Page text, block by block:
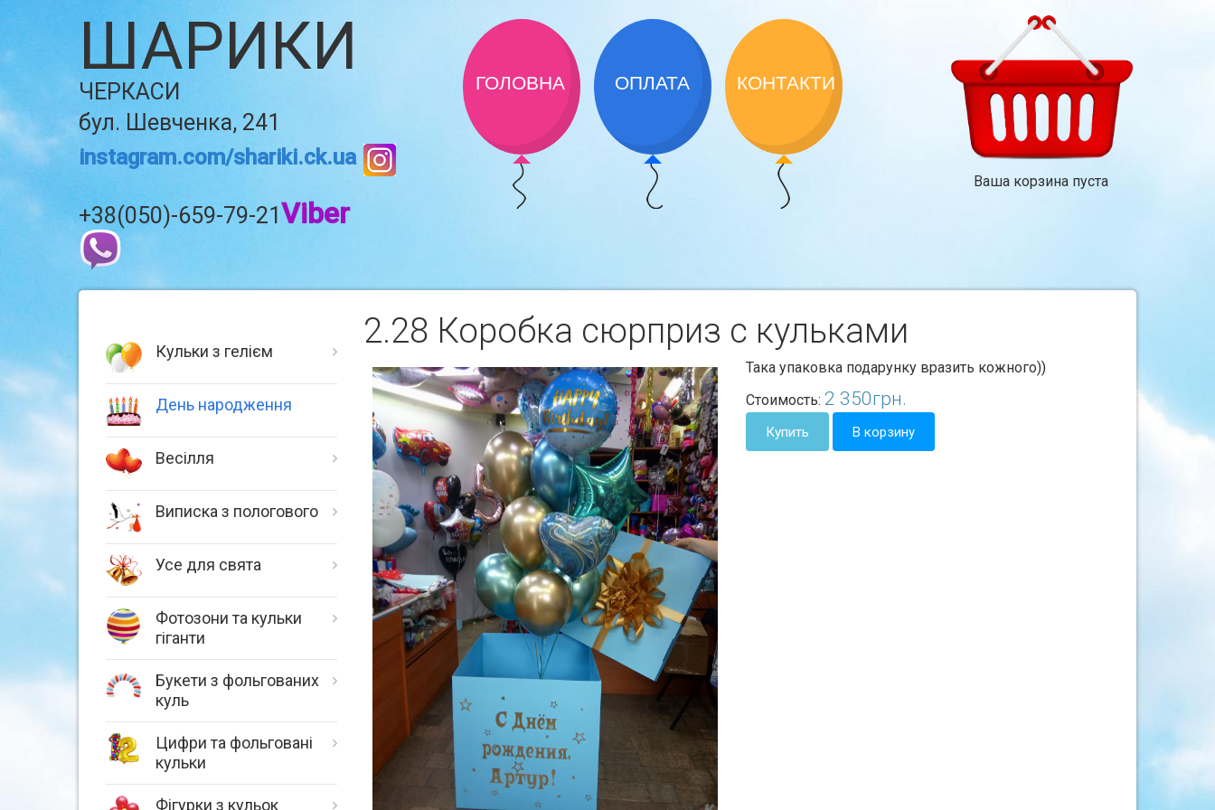
ШАРИКИ
ЧЕРКАСИ
бул. Шевченка, 241
instagram.com/shariki.ck.ua
+38(050)-659-79-21Viber
ГОЛОВНА ОПЛАТА КОНТАКТИ
Ваша корзина пуста
Кульки з гелієм
День народження
Весілля
Виписка з пологового
Усе для свята
Фотозони та кульки
гіганти
Букети з фольгованих
куль
Цифри та фольговані
кульки
Фігурки з кульок
2.28 Коробка сюрприз с кульками
Така упаковка подарунку вразить кожного))
Стоимость: 2 350грн.
Купить В корзину